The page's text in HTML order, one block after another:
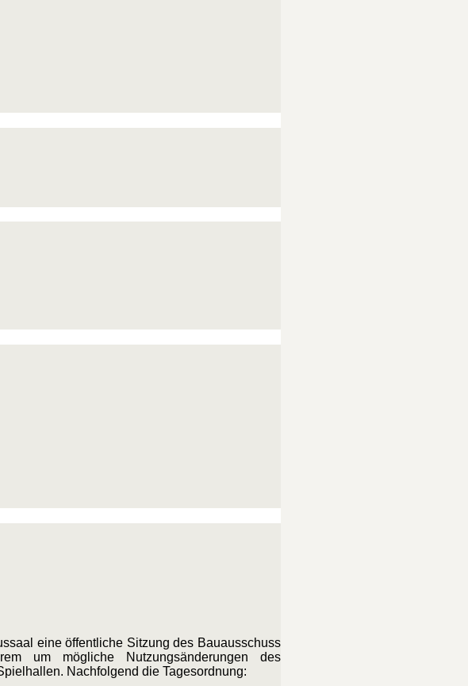
eine öffentliche Sitzung des Bauausschuss
um mögliche Nutzungsänderungen des
Nachfolgend die Tagesordnung: